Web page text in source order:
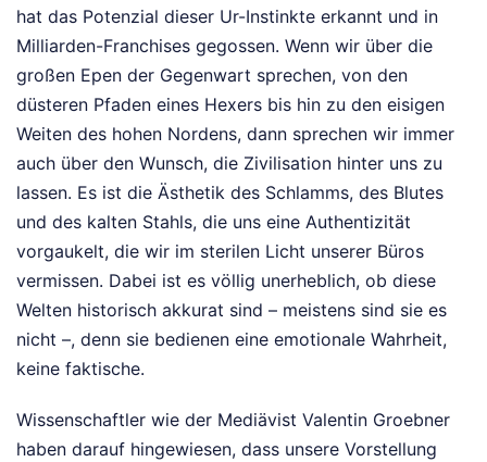
hat das Potenzial dieser Ur-Instinkte erkannt und in
Milliarden-Franchises gegossen. Wenn wir über die
großen Epen der Gegenwart sprechen, von den
düsteren Pfaden eines Hexers bis hin zu den eisigen
Weiten des hohen Nordens, dann sprechen wir immer
auch über den Wunsch, die Zivilisation hinter uns zu
lassen. Es ist die Ästhetik des Schlamms, des Blutes
und des kalten Stahls, die uns eine Authentizität
vorgaukelt, die wir im sterilen Licht unserer Büros
vermissen. Dabei ist es völlig unerheblich, ob diese
Welten historisch akkurat sind – meistens sind sie es
nicht –, denn sie bedienen eine emotionale Wahrheit,
keine faktische.
Wissenschaftler wie der Mediävist Valentin Groebner
haben darauf hingewiesen, dass unsere Vorstellung